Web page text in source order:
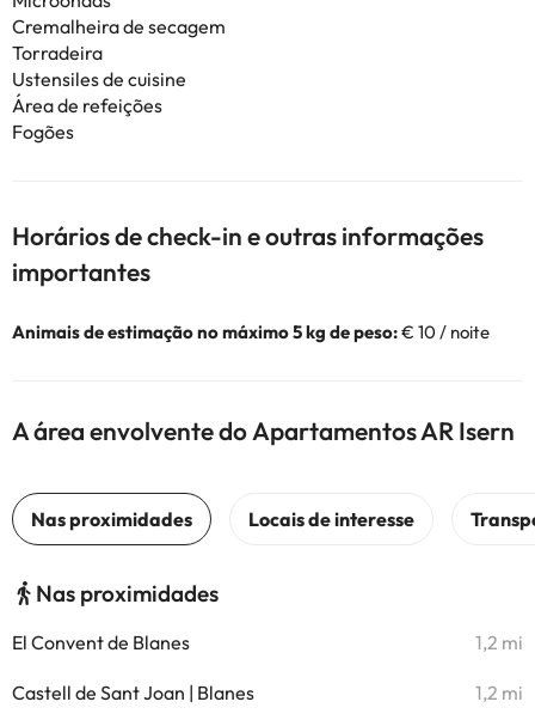
Cremalheira de secagem
Torradeira
Ustensiles de cuisine
Área de refeições
Fogões
Horários de check-in e outras informações
importantes
Animais de estimação no máximo 5 kg de peso:€ 10 / noite
A área envolvente do Apartamentos AR Isern
Nas proximidades
El Convent de Blanes 1,2 mi
Castell de Sant Joan | Blanes 1,2 mi